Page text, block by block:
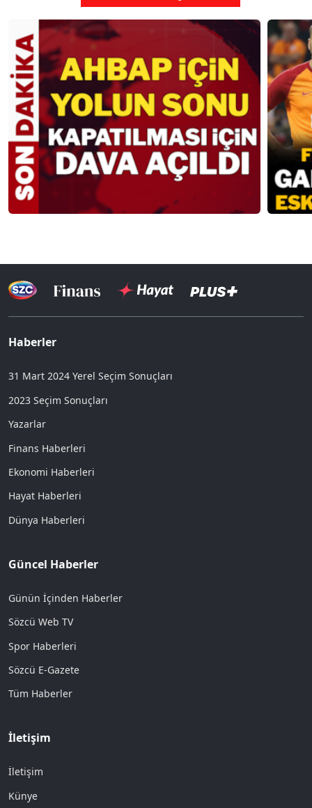
Haberler
31 Mart 2024 Yerel Seçim Sonuçları
2023 Seçim Sonuçları
Yazarlar
Finans Haberleri
Ekonomi Haberleri
Hayat Haberleri
Dünya Haberleri
Güncel Haberler
Günün İçinden Haberler
Sözcü Web TV
Spor Haberleri
Sözcü E-Gazete
Tüm Haberler
İletişim
İletişim
Künye